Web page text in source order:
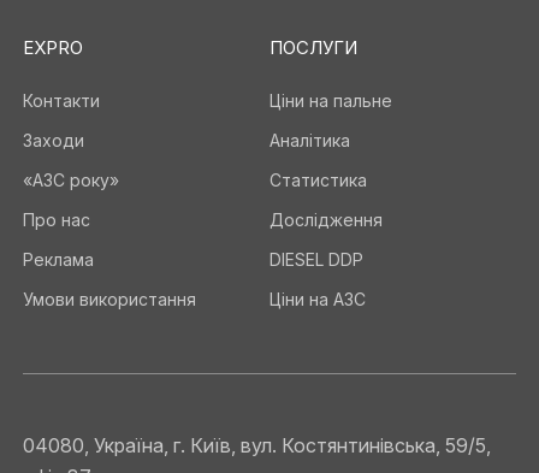
EXPRO
Контакти
Заходи
«АЗС року»
Про нас
Реклама
Умови використання
ПОСЛУГИ
Ціни на пальне
Аналітика
Статистика
Дослідження
DIESEL DDP
Ціни на АЗС
04080, Україна, г. Київ, вул. Костянтинівська, 59/5,